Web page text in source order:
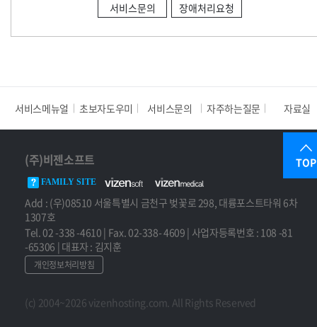
서비스문의 장애처리요청
서비스메뉴얼 초보자도우미 서비스문의 자주하는질문 자료실
TOP
(주)비젠소프트
FAMILY SITE
Add : (우)08510 서울특별시 금천구 벚꽃로 298, 대륭포스트타워 6차
1307호
Tel. 02 -338 -4610 | Fax. 02-338- 4609 | 사업자등록번호 : 108 -81
-65306 | 대표자 : 김지훈
개인정보처리방침
(c) 2004~2026 vizenhosting.com. All Rights Reserved